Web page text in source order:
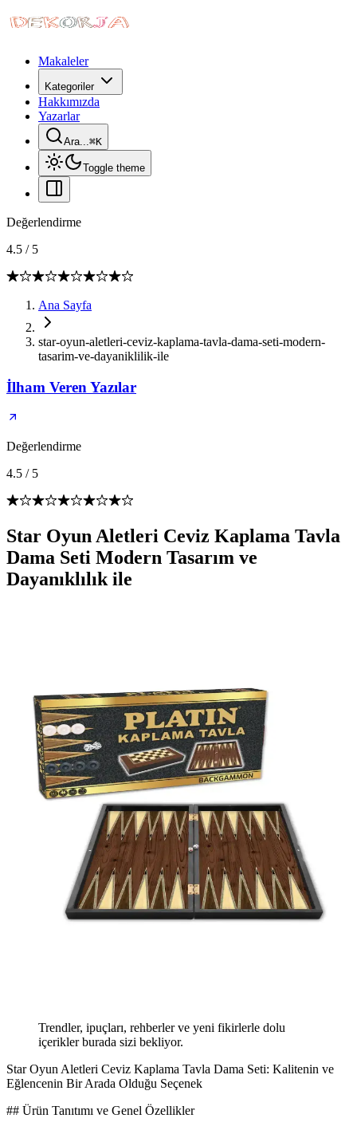
Makaleler
Kategoriler
Hakkımızda
Yazarlar
Ara...⌘K
Toggle theme
Değerlendirme
4.5 / 5
Ana Sayfa
star-oyun-aletleri-ceviz-kaplama-tavla-dama-seti-modern-
tasarim-ve-dayaniklilik-ile
İlham Veren Yazılar
Değerlendirme
4.5 / 5
Star Oyun Aletleri Ceviz Kaplama Tavla
Dama Seti Modern Tasarım ve
Dayanıklılık ile
Trendler, ipuçları, rehberler ve yeni fikirlerle dolu
içerikler burada sizi bekliyor.
Star Oyun Aletleri Ceviz Kaplama Tavla Dama Seti: Kalitenin ve
Eğlencenin Bir Arada Olduğu Seçenek
## Ürün Tanıtımı ve Genel Özellikler